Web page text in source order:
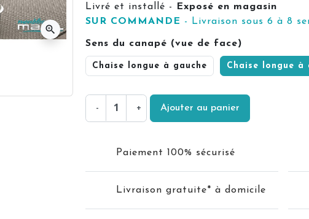
zoom_in
Livré et installé -
Exposé en magasin
SUR COMMANDE - Livraison sous 6 à 8
Sens du canapé (vue de face)
Chaise longue à gauche Chaise longue à
- + Ajouter au panier
Paiement 100% sécurisé
Livraison gratuite* à domicile